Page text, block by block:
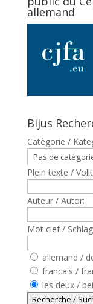
allemand
Bijus
Catègorie /
Plein texte /
Auteur / Autor:
Mot clef /
allemand /
francais /
les deux /